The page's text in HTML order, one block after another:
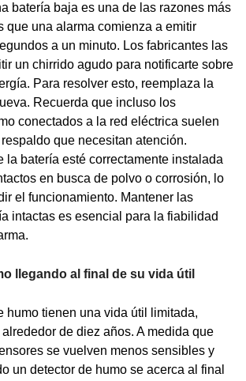
batería baja es una de las razones más
que una alarma comienza a emitir
a un minuto. Los fabricantes las
un chirrido agudo para notificarte sobre
Para resolver esto, reemplaza la
Recuerda que incluso los
conectados a la red eléctrica suelen
que necesitan atención.
la batería esté correctamente instalada
en busca de polvo o corrosión, lo
el funcionamiento. Mantener las
intactas es esencial para la fiabilidad
llegando al final de su vida útil
humo tienen una vida útil limitada,
de diez años. A medida que
se vuelven menos sensibles y
un detector de humo se acerca al final